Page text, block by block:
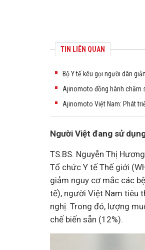
TIN LIÊN QUAN
Bộ Y tế kêu gọi người dân
Ajinomoto đồng hành chăm
Ajinomoto Việt Nam: Phát
Người Việt đang sử
TS.BS. Nguyễn Thị
Tổ chức Y tếThế giới
giảm nguy cơ mắc các
tế), người Việt Nam tiêu
nghị. Trong đó, lượng
chế biến sẵn (12%).